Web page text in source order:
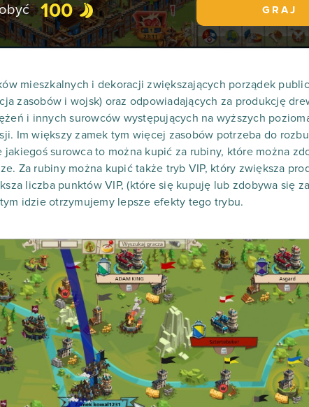
100 GRAJ
mieszkalnych i dekoracji zwiększających porządek
zasobów i wojsk) oraz odpowiadających za produkcję
i innych surowców występujących na wyższych
Im większy zamek tym więcej zasobów potrzeba do
surowca to można kupić za rubiny, które można
Za rubiny można kupić także tryb VIP, który zwiększa
liczba punktów VIP, (które się kupuję lub zdobywa się
idzie otrzymujemy lepsze efekty tego trybu.